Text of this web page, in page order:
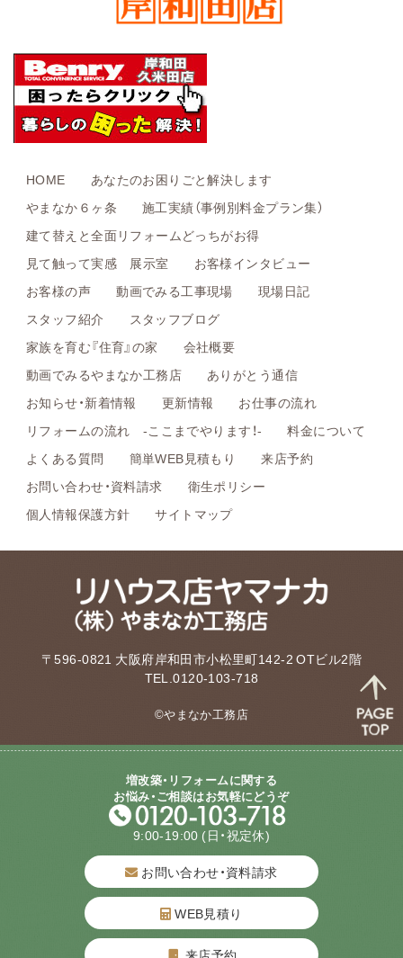
HOME
あなたのお困りごと解決します
やまなか６ヶ条
施工実績（事例別料金プラン集）
建て替えと全面リフォームどっちがお得
見て触って実感 展示室
お客様インタビュー
お客様の声
動画でみる工事現場
現場日記
スタッフ紹介
スタッフブログ
家族を育む『住育』の家
会社概要
動画でみるやまなか工務店
ありがとう通信
お知らせ・新着情報
更新情報
お仕事の流れ
リフォームの流れ -ここまでやります！-
料金について
よくある質問
簡単WEB見積もり
来店予約
お問い合わせ・資料請求
衛生ポリシー
個人情報保護方針
サイトマップ
〒596-0821 大阪府岸和田市小松里町142-2 OTビル2階
TEL.0120-103-718
©やまなか工務店
増改築・リフォームに関する
お悩み・ご相談はお気軽にどうぞ
9:00-19:00 (日・祝定休)
お問い合わせ・資料請求
WEB見積り
来店予約